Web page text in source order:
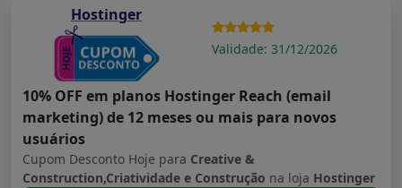
Hostinger
Validade: 31/12/2026
10% OFF em planos Hostinger Reach (email
marketing) de 12 meses ou mais para novos
usuários
Cupom Desconto Hoje para Creative &
Construction,Criatividade e Construção na loja Hostinger